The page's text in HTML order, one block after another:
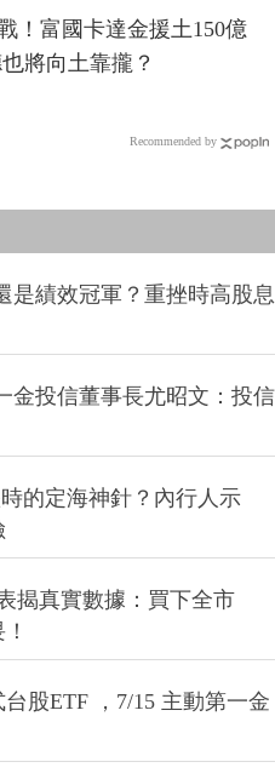
！富國卡達金援土150億
將向土靠攏？
Recommended by
是績效冠軍？重挫時高股息
金投信董事長尤昭文：投信
的定海神針？內行人示
揭真實數據：買下全市
股ETF ，7/15 主動第一金